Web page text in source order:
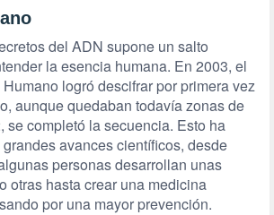
del ADN supone un salto
la esencia humana. En 2003, el
logró descifrar por primera vez
aunque quedaban todavía zonas de
se completó la secuencia. Esto ha
avances científicos, desde
personas desarrollan unas
otras hasta crear una medicina
por una mayor prevención.